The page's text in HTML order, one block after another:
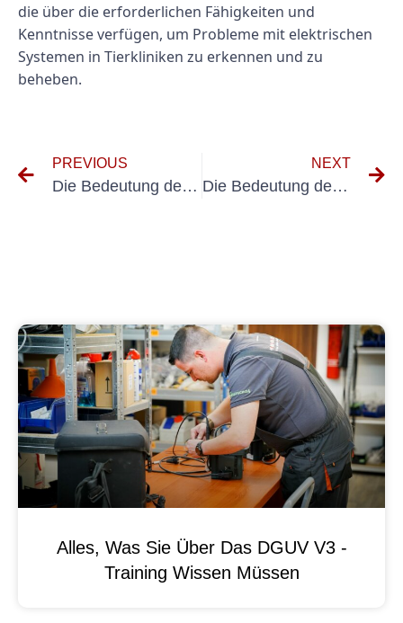
die über die erforderlichen Fähigkeiten und
Kenntnisse verfügen, um Probleme mit elektrischen
Systemen in Tierkliniken zu erkennen und zu
beheben.
PREVIOUS
Die Bedeutung der Prüfung elektrischer Anlagen in der Nuklearmedizin
NEXT
Die Bedeutung des Testens tragbarer Augenpflegegeräte
Alles, Was Sie Über Das DGUV V3 -
Training Wissen Müssen